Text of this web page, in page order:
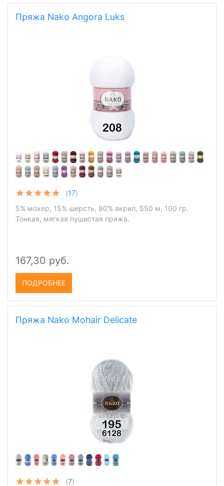
Пряжа Nako Angora Luks
(17)
5% мохер, 15% шерсть, 80% акрил, 550 м, 100 гр.
Тонкая, мягкая пушистая пряжа.
167,30 руб.
ПОДРОБНЕЕ
Пряжа Nako Mohair Delicate
(7)